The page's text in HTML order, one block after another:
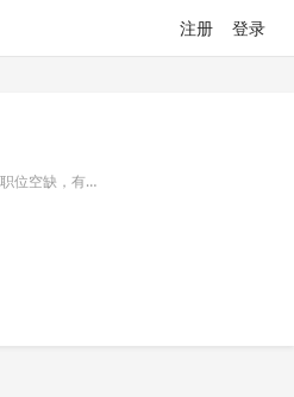
注册 登录
有成都上市企业ruby职位空缺，有需要看可联系我噢，谢谢啦！ QQ：2697934678。